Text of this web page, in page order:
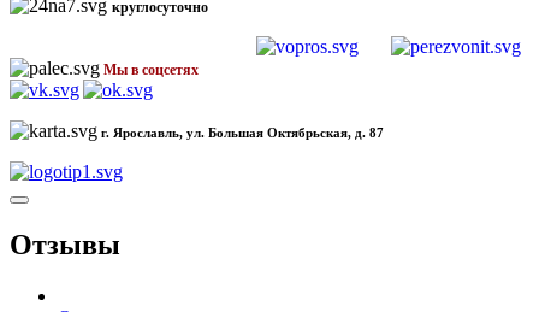
круглосуточно
Мы в соцсетях
г. Ярославль, ул. Большая Октябрьская, д. 87
Отзывы